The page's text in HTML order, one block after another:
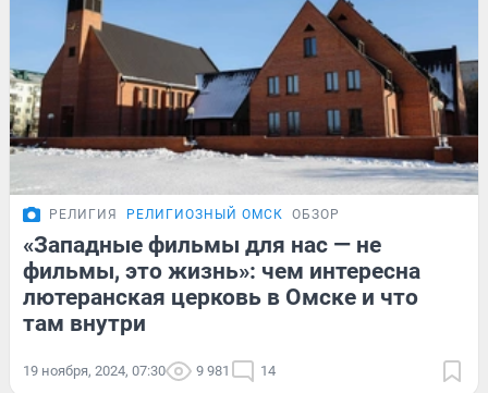
РЕЛИГИЯ РЕЛИГИОЗНЫЙ ОМСК ОБЗОР
«Западные фильмы для нас — не
фильмы, это жизнь»: чем интересна
лютеранская церковь в Омске и что
там внутри
19 ноября, 2024, 07:30 9 981 14